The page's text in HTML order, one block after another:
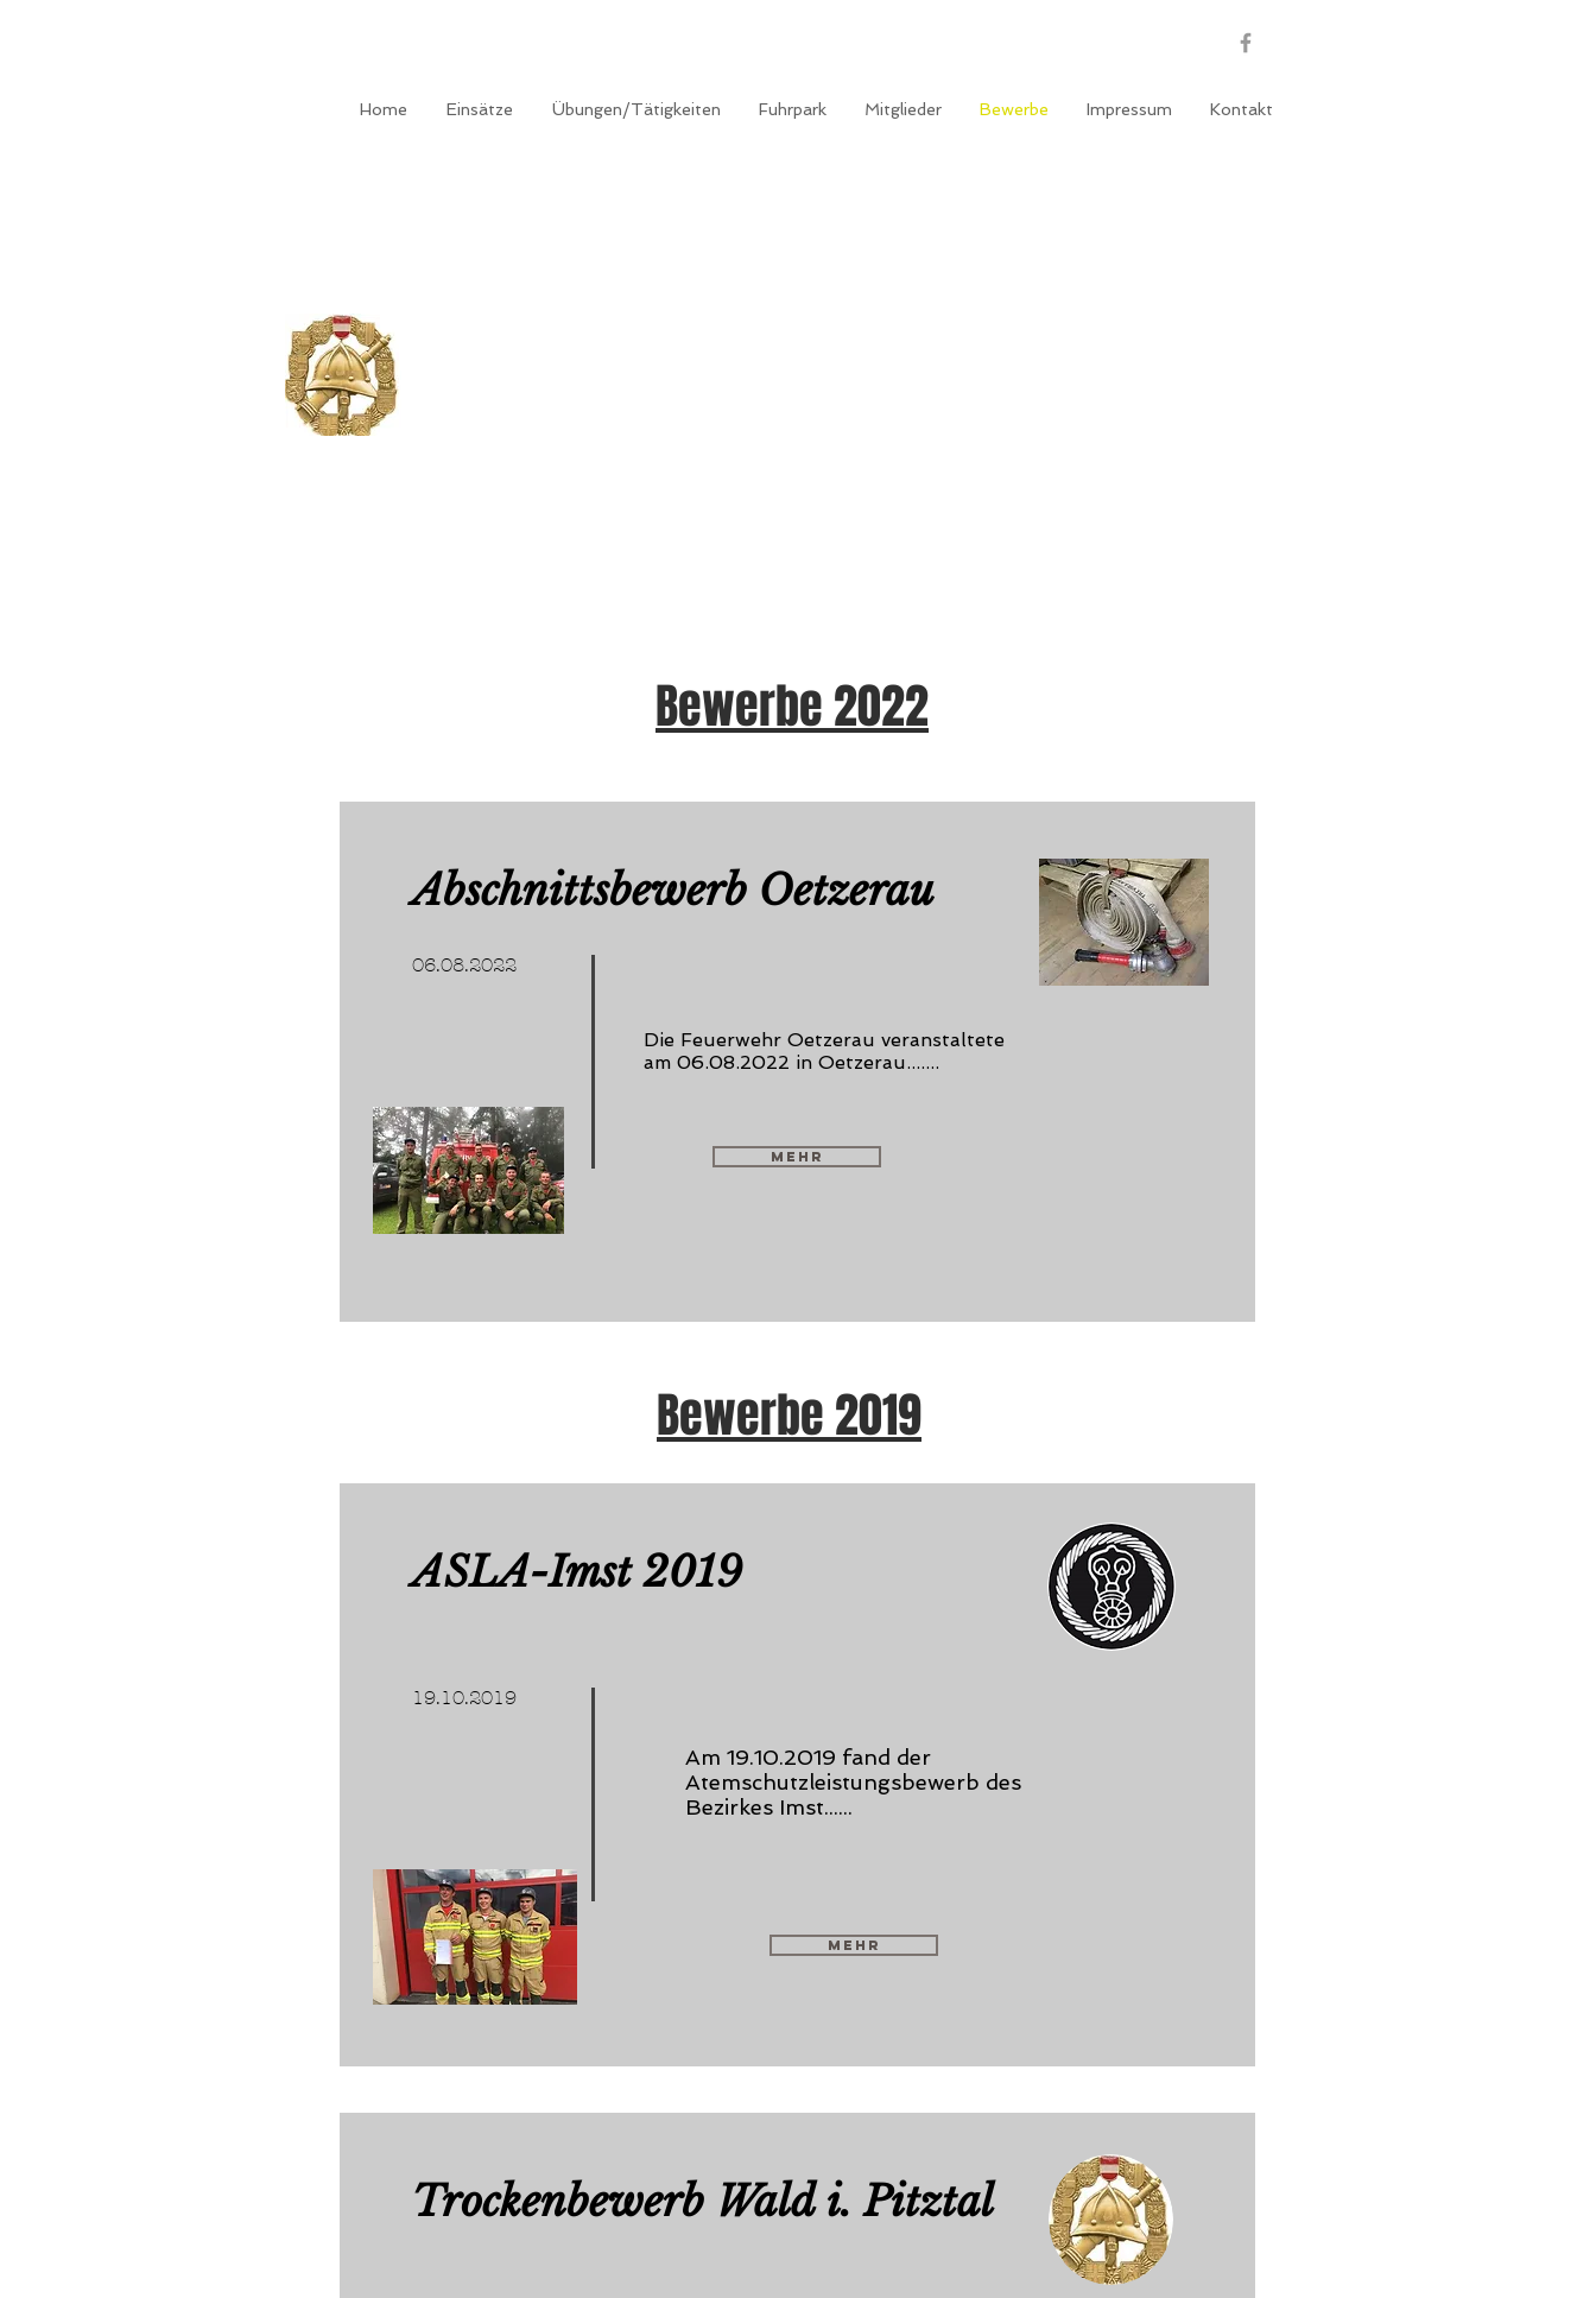
Home Einsätze Übungen/Tätigkeiten Fuhrpark Mitglieder Bewerbe Impressum Kontakt
Bewerbe 2022
Abschnittsbewerb Oetzerau
06.08.2022
Die Feuerwehr Oetzerau veranstaltete
am 06.08.2022 in Oetzerau.......
mehr
Bewerbe 2019
ASLA-Imst 2019
19.10.2019
Am 19.10.2019 fand der
Atemschutzleistungsbewerb des
Bezirkes Imst......
mehr
Trockenbewerb Wald i. Pitztal